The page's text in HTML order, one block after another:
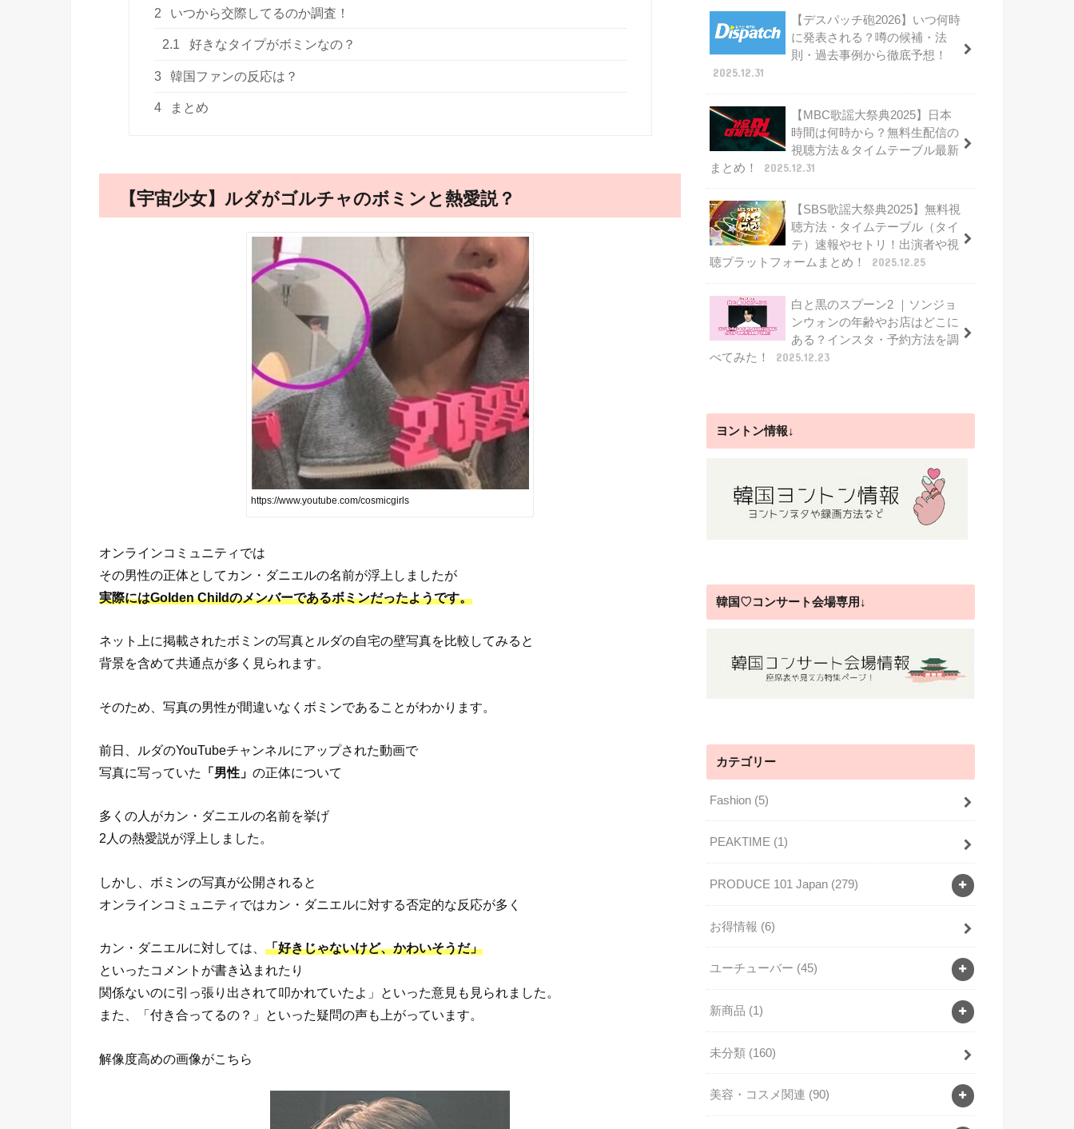
2 いつから交際してるのか調査！
2.1 好きなタイプがボミンなの？
3 韓国ファンの反応は？
4 まとめ
【宇宙少女】ルダがゴルチャのボミンと熱愛説？
https://www.youtube.com/cosmicgirls
オンラインコミュニティでは
その男性の正体としてカン・ダニエルの名前が浮上しましたが
実際にはGolden Childのメンバーであるボミンだったようです。
ネット上に掲載されたボミンの写真とルダの自宅の壁写真を比較してみると
背景を含めて共通点が多く見られます。
そのため、写真の男性が間違いなくボミンであることがわかります。
前日、ルダのYouTubeチャンネルにアップされた動画で
写真に写っていた
「男性」 の正体について
多くの人がカン・ダニエルの名前を挙げ
2人の熱愛説が浮上しました。
しかし、ボミンの写真が公開されると
オンラインコミュニティではカン・ダニエルに対する否定的な反応が多く
カン・ダニエルに対しては、 「好きじゃないけど、かわいそうだ」
といったコメントが書き込まれたり
関係ないのに引っ張り出されて叩かれていたよ」といった意見も見られました。
また、「付き合ってるの？」といった疑問の声も上がっています。
解像度高めの画像がこちら
【デスパッチ砲2026】いつ何時
に発表される？噂の候補・法
則・過去事例から徹底予想！
2025.12.31
【MBC歌謡大祭典2025】日本
時間は何時から？無料生配信の
視聴方法＆タイムテーブル最新
まとめ！
2025.12.31
【SBS歌謡大祭典2025】無料視
聴方法・タイムテーブル（タイ
テ）速報やセトリ！出演者や視
聴プラットフォームまとめ！
2025.12.25
白と黒のスプーン2 ｜ソンジョ
ンウォンの年齢やお店はどこに
ある？インスタ・予約方法を調
べてみた！
2025.12.23
ヨントン情報↓
韓国♡コンサート会場専用↓
カテゴリー
Fashion (5)
PEAKTIME (1)
PRODUCE 101 Japan (279)
お得情報 (6)
ユーチューバー (45)
新商品 (1)
未分類 (160)
美容・コスメ関連 (90)